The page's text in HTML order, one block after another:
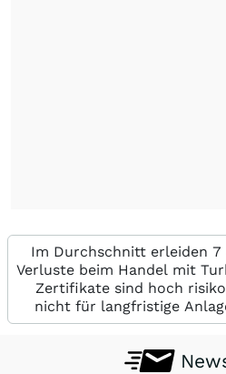
Im Durchschnitt erleiden 7
Verluste beim Handel mit
Zertifikate sind hoch
nicht für langfristige